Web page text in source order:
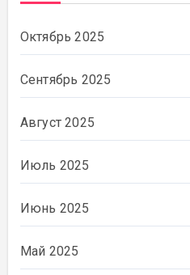
Октябрь 2025
Сентябрь 2025
Август 2025
Июль 2025
Июнь 2025
Май 2025